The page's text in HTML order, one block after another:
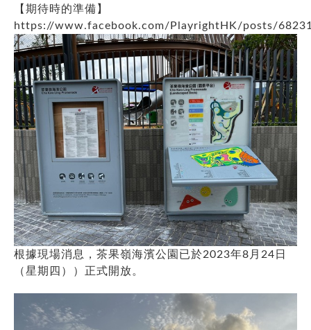
【期待時的準備】
https://www.facebook.com/PlayrightHK/posts/
根據現場消息，茶果嶺海濱公園已於2023年8月24日
（星期四））正式開放。